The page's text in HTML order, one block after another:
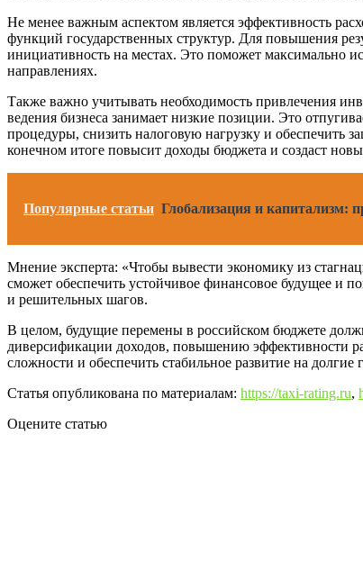
Не менее важным аспектом является эффективность
функций государственных структур. Для повышения
инициативность на местах. Это поможет максимально
направлениях.
Также важно учитывать необходимость привлечения
ведения бизнеса занимает низкие позиции. Это
процедуры, снизить налоговую нагрузку и обеспечить
конечном итоге повысит доходы бюджета и создаст
Популярные статьи Глобализация и капитализм:
Мнение эксперта: «Чтобы вывести экономику из
сможет обеспечить устойчивое финансовое будущее и
и решительных шагов.
В целом, будущие перемены в российском бюджете
диверсификации доходов, повышению эффективности
сложности и обеспечить стабильное развитие на долгие
Статья опубликована по материалам: https://taxi-rating.ru,
Оцените статью